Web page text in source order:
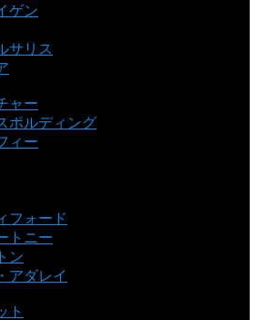
ゲン
サリス
ャー
ポルディング
ィー
フォード
トニー
ン
アダレイ
ト